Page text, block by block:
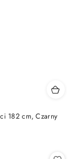
182 cm, Czarny